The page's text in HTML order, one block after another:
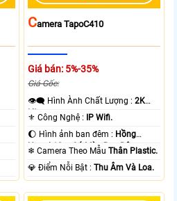
CAmera TapoC410
Giá bán: 5%-35%
Giá Gốc:
👁️‍🗨 Hình Ành Chất Lượng :2K
Lite .
⚜️ Công Nghệ :
IP Wifi.
🌔 Hình ảnh ban đêm : Hồng
Ngoại 10m Có Màu Ban Ðêm.
❄ Camera Theo MẫuThân Plastic.
️💎 Điểm Nỗi Bật :Thu Âm Và Loa.